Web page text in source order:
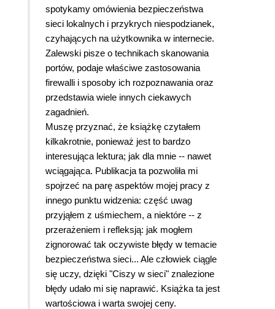
spotykamy omówienia bezpieczeństwa
sieci lokalnych i przykrych niespodzianek,
czyhających na użytkownika w internecie.
Zalewski pisze o technikach skanowania
portów, podaje właściwe zastosowania
firewalli i sposoby ich rozpoznawania oraz
przedstawia wiele innych ciekawych
zagadnień.
Muszę przyznać, że książkę czytałem
kilkakrotnie, ponieważ jest to bardzo
interesująca lektura; jak dla mnie -- nawet
wciągająca. Publikacja ta pozwoliła mi
spojrzeć na parę aspektów mojej pracy z
innego punktu widzenia: część uwag
przyjąłem z uśmiechem, a niektóre -- z
przerażeniem i refleksją: jak mogłem
zignorować tak oczywiste błędy w temacie
bezpieczeństwa sieci... Ale człowiek ciągle
się uczy, dzięki "Ciszy w sieci" znalezione
błędy udało mi się naprawić. Książka ta jest
wartościowa i warta swojej ceny.